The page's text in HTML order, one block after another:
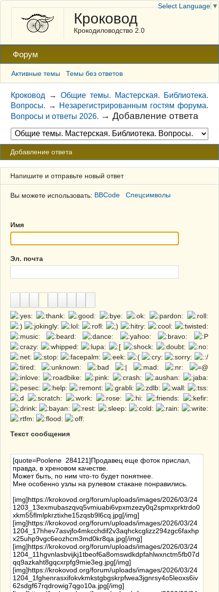
Кроковод
Крокодиловодство 2.0
Форум
Активные темы Темы без ответов
Кроковод →Общие темы. Мастерская. Библиотека.
Вопросы. →
Незарегистрированным гостям форума.
Вопросы и ответы 2026. →Добавление ответа
Добавление ответа
Напишите и отправьте новый ответ
Вы можете использовать: BBCode Спецсимволы
Имя
Эл. почта
Текст сообщения
Select Language ▼